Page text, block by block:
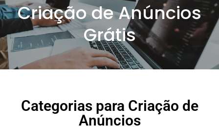
Criação de Anúncios
Grátis
Categorias para Criação de
Anúncios